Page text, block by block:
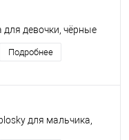
для девочки, чёрные
Подробнее
для мальчика,